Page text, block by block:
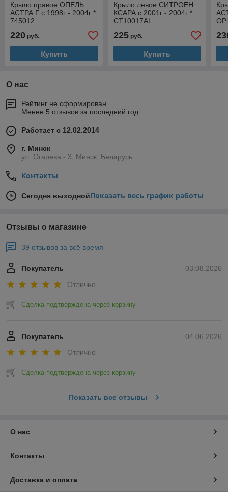
Крыло правое ОПЕЛЬ
АСТРА Г с 1998г - 2004г *
745012
220 руб.
Купить
Крыло левое СИТРОЕН
КСАРА с 2001г - 2004г *
CT10017AL
225руб.
Купить
О нас
Рейтинг не сформирован
Менее 5 отзывов за последний год
Работает с 12.02.2014
г. Минск
ул. Огарева - 3, Минск, Беларусь
Контакты
Сегодня выходнойПоказать весь график работы
Отзывы о магазине
39 отзывов за всё время
03.08.2026
Покупатель
Отлично
Сделка подтверждена через корзину
04.06.2026
Покупатель
Отлично
Сделка подтверждена через корзину
Показать все отзывы
О нас
Контакты
Доставка и оплата